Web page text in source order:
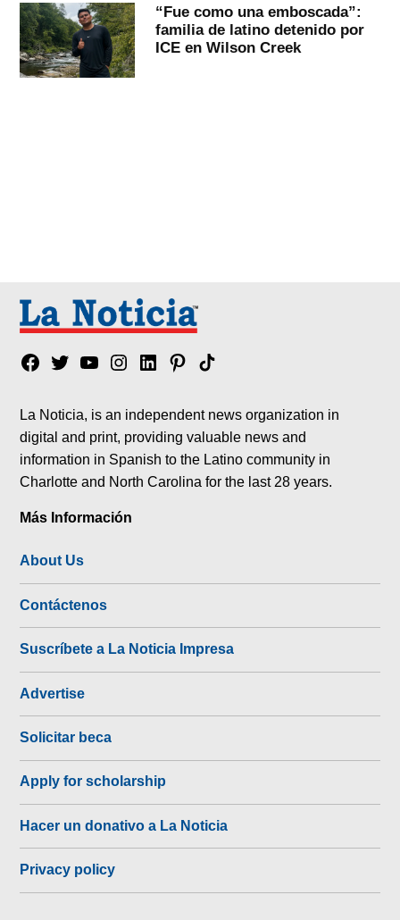
“Fue como una emboscada”:
familia de latino detenido por
ICE en Wilson Creek
Facebook
TwitterYouTubeInstagram
LinkedinPinterest
Tik
La Noticia, is an independent news organization in
digital and print, providing valuable news and
information in Spanish to the Latino community in
Charlotte and North Carolina for the last 28 years.
Más Información
About Us
Contáctenos
Suscríbete a La Noticia Impresa
Advertise
Solicitar beca
Apply for scholarship
Hacer un donativo a La Noticia
Privacy policy